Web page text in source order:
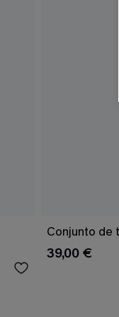
Conjunto de
39,00 €